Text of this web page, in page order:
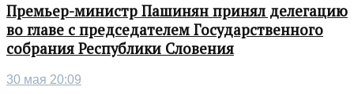
Премьер-министр Пашинян принял делегацию
во главе с председателем Государственного
собрания Республики Словения
30 мая 20:09